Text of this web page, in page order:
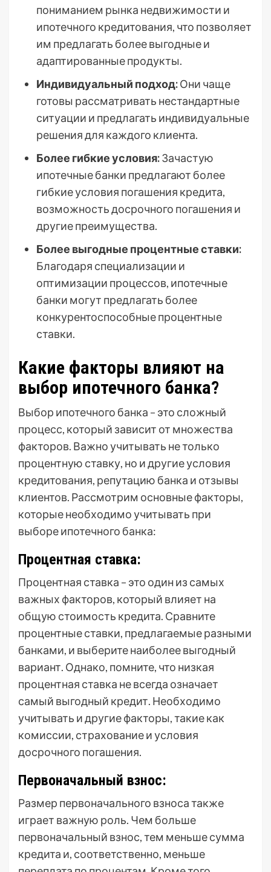
пониманием рынка недвижимости и
ипотечного кредитования, что позволяет
им предлагать более выгодные и
адаптированные продукты.
Индивидуальный подход:Они чаще
готовы рассматривать нестандартные
ситуации и предлагать индивидуальные
решения для каждого клиента.
Более гибкие условия:Зачастую
ипотечные банки предлагают более
гибкие условия погашения кредита,
возможность досрочного погашения и
другие преимущества.
Более выгодные процентные ставки:
Благодаря специализации и
оптимизации процессов, ипотечные
банки могут предлагать более
конкурентоспособные процентные
ставки.
Какие факторы влияют на
выбор ипотечного банка?
Выбор ипотечного банка – это сложный
процесс, который зависит от множества
факторов. Важно учитывать не только
процентную ставку, но и другие условия
кредитования, репутацию банка и отзывы
клиентов. Рассмотрим основные факторы,
которые необходимо учитывать при
выборе ипотечного банка:
Процентная ставка:
Процентная ставка – это один из самых
важных факторов, который влияет на
общую стоимость кредита. Сравните
процентные ставки, предлагаемые разными
банками, и выберите наиболее выгодный
вариант. Однако, помните, что низкая
процентная ставка не всегда означает
самый выгодный кредит. Необходимо
учитывать и другие факторы, такие как
комиссии, страхование и условия
досрочного погашения.
Первоначальный взнос:
Размер первоначального взноса также
играет важную роль. Чем больше
первоначальный взнос, тем меньше сумма
кредита и, соответственно, меньше